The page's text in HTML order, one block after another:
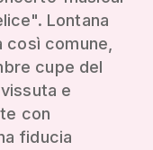
Lontana
comune,
cupe del
e
con
fiducia